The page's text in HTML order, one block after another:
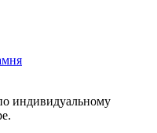
индивидуальному